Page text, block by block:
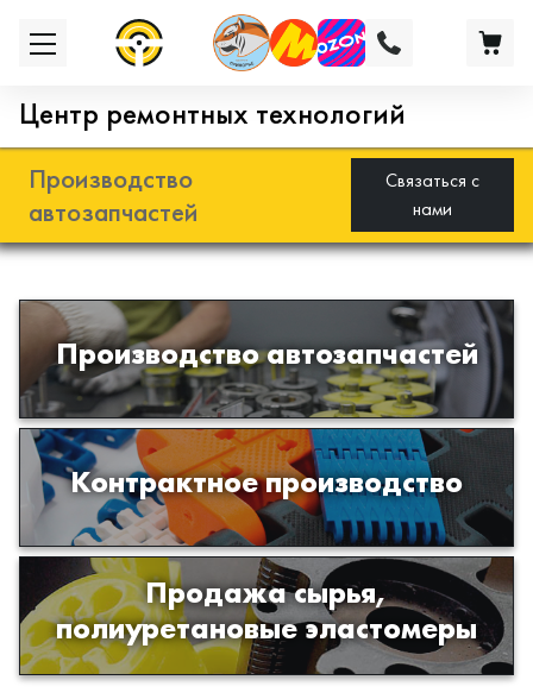
Центр ремонтных технологий
Производство
автозапчастей
Связаться с
нами
Производство автозапчастей
Разработка и производство деталей
из эластомеров для подвески
автомобиля
Контрактное производство
Производство изделий из пластиков
и полимеров по образцам либо
чертежам заказчика
Продажа сырья,
полиуретановые эластомеры
Продажа сырья для производства
изделий из полиуретана